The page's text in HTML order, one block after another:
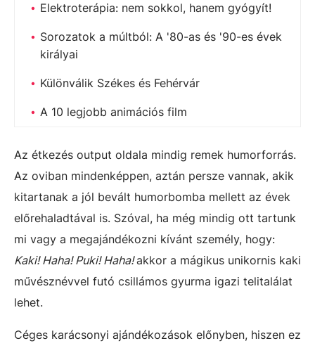
Elektroterápia: nem sokkol, hanem gyógyít!
Sorozatok a múltból: A '80-as és '90-es évek
királyai
Különválik Székes és Fehérvár
A 10 legjobb animációs film
Az étkezés output oldala mindig remek humorforrás.
Az oviban mindenképpen, aztán persze vannak, akik
kitartanak a jól bevált humorbomba mellett az évek
előrehaladtával is. Szóval, ha még mindig ott tartunk
mi vagy a megajándékozni kívánt személy, hogy:
Kaki! Haha! Puki! Haha!akkor a mágikus unikornis kaki
művésznévvel futó csillámos gyurma igazi telitalálat
lehet.
Céges karácsonyi ajándékozások előnyben, hiszen ez